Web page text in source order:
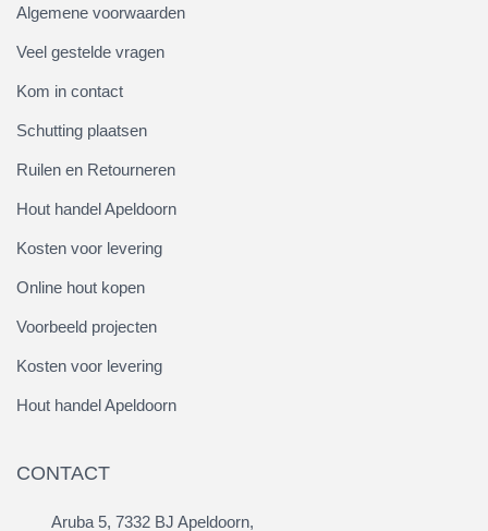
Algemene voorwaarden
Veel gestelde vragen
Kom in contact
Schutting plaatsen
Ruilen en Retourneren
Hout handel Apeldoorn
Kosten voor levering
Online hout kopen
Voorbeeld projecten
Kosten voor levering
Hout handel Apeldoorn
CONTACT
Aruba 5, 7332 BJ Apeldoorn,